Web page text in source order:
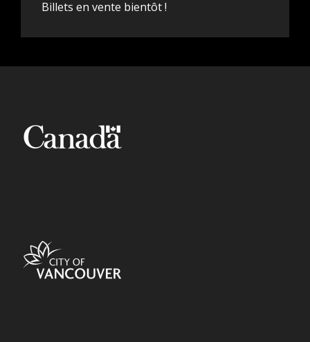
Billets en vente bientôt !